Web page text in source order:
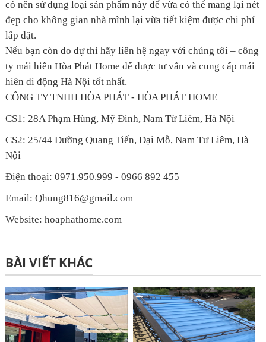
có nên sử dụng loại sản phẩm này để vừa có thể mang lại nét
đẹp cho không gian nhà mình lại vừa tiết kiệm được chi phí
lắp đặt.
Nếu bạn còn do dự thì hãy liên hệ ngay với chúng tôi – công
ty mái hiên Hòa Phát Home để được tư vấn và cung cấp mái
hiên di động Hà Nội tốt nhất.
CÔNG TY TNHH HÒA PHÁT - HÒA PHÁT HOME
CS1: 28A Phạm Hùng, Mỹ Đình, Nam Từ Liêm, Hà Nội
CS2: 25/44 Đường Quang Tiến, Đại Mỗ, Nam Tư Liêm, Hà
Nội
Điện thoại: 0971.950.999 - 0966 892 455
Email: Qhung816@gmail.com
Website: hoaphathome.com
BÀI VIẾT KHÁC